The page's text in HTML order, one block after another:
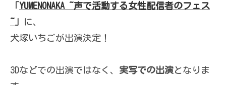
「YUMENONAKA ~声で活動する女性配信者のフェス
~ 」
に、
犬塚いちごが出演決定！
3Dなどでの出演ではなく、 実写での出演となりま